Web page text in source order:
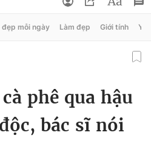
đẹp mỗi ngày Làm đẹp Giới tính Y
phê qua hậu
bác sĩ nói